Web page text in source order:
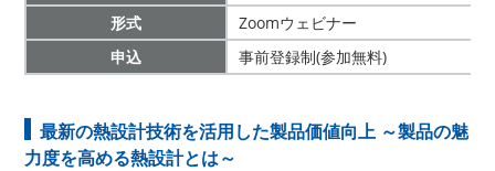
形式
Zoomウェビナー
申込
事前登録制(参加無料)
最新の熱設計技術を活用した製品価値向上 ～製品の魅
力度を高める熱設計とは～